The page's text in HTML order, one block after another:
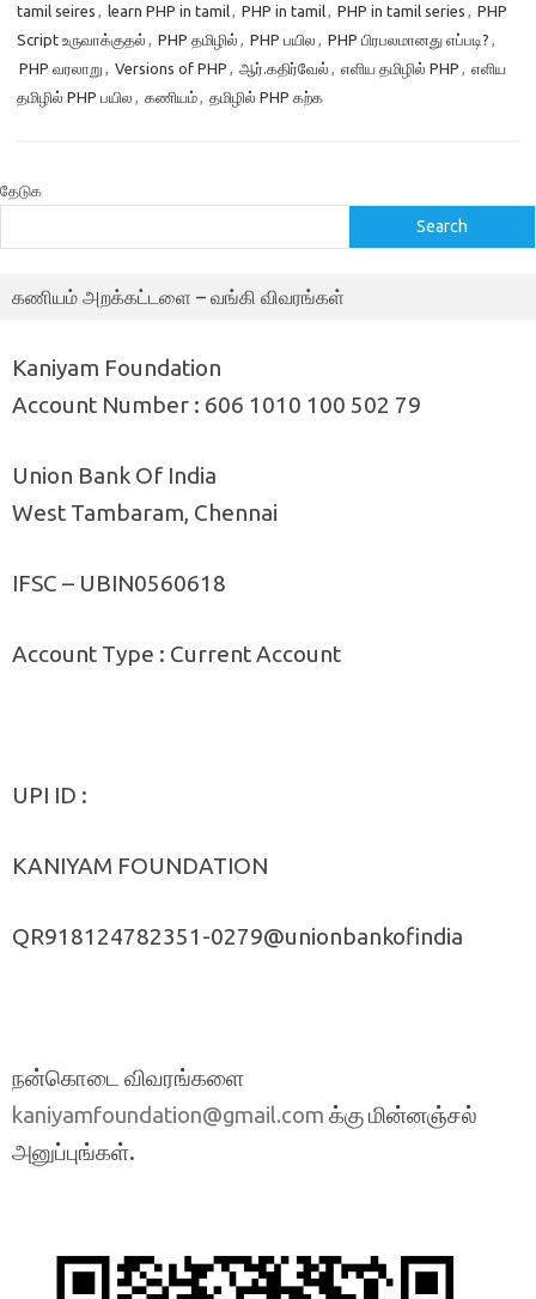
tamil seires
learn PHP in tamil PHP in tamil PHP in tamil series
PHP
Script உருவாக்குதல்
PHP தமிழில் PHP பயில PHP பிரபலமானது எப்படி?
PHP வரலாறு
Versions of PHP ஆர்.கதிர்வேல் எளிய தமிழில் PHP
எளிய
தமிழில் PHP பயில
கணியம் தமிழில் PHP கற்க
தேடுக
Search
கணியம் அறக்கட்டளை – வங்கி விவரங்கள்
Kaniyam Foundation
Account Number : 606 1010 100 502 79
Union Bank Of India
West Tambaram, Chennai
IFSC – UBIN0560618
Account Type : Current Account
UPI ID :
KANIYAM FOUNDATION
QR918124782351-0279@unionbankofindia
நன்கொடை விவரங்களை
kaniyamfoundation@gmail.com க்கு மின்னஞ்சல்
அனுப்புங்கள்.